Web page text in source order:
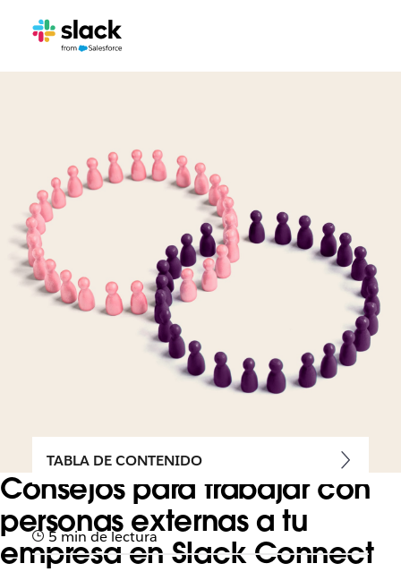
Consejos para trabajar con
personas externas a tu
empresa en Slack Connect
TABLA DE CONTENIDO
5 min de lectura